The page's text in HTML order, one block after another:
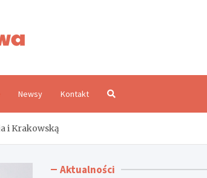
Newsy Kontakt
i Krakowską
Aktualności